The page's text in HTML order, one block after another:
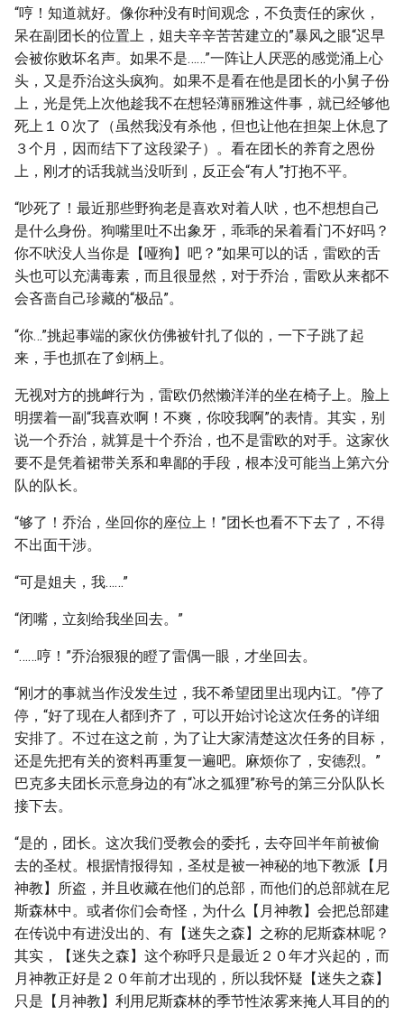
“哼！知道就好。像你种没有时间观念，不负责任的家伙，
呆在副团长的位置上，姐夫辛辛苦苦建立的”暴风之眼“迟早
会被你败坏名声。如果不是……”一阵让人厌恶的感觉涌上心
头，又是乔治这头疯狗。如果不是看在他是团长的小舅子份
上，光是凭上次他趁我不在想轻薄丽雅这件事，就已经够他
死上１０次了（虽然我没有杀他，但也让他在担架上休息了
３个月，因而结下了这段梁子）。看在团长的养育之恩份
上，刚才的话我就当没听到，反正会“有人”打抱不平。
“吵死了！最近那些野狗老是喜欢对着人吠，也不想想自己
是什么身份。狗嘴里吐不出象牙，乖乖的呆着看门不好吗？
你不吠没人当你是【哑狗】吧？”如果可以的话，雷欧的舌
头也可以充满毒素，而且很显然，对于乔治，雷欧从来都不
会吝啬自己珍藏的“极品”。
“你…”挑起事端的家伙仿佛被针扎了似的，一下子跳了起
来，手也抓在了剑柄上。
无视对方的挑衅行为，雷欧仍然懒洋洋的坐在椅子上。脸上
明摆着一副“我喜欢啊！不爽，你咬我啊”的表情。其实，别
说一个乔治，就算是十个乔治，也不是雷欧的对手。这家伙
要不是凭着裙带关系和卑鄙的手段，根本没可能当上第六分
队的队长。
“够了！乔治，坐回你的座位上！”团长也看不下去了，不得
不出面干涉。
“可是姐夫，我……”
“闭嘴，立刻给我坐回去。”
“……哼！”乔治狠狠的瞪了雷偶一眼，才坐回去。
“刚才的事就当作没发生过，我不希望团里出现内讧。”停了
停，“好了现在人都到齐了，可以开始讨论这次任务的详细
安排了。不过在这之前，为了让大家清楚这次任务的目标，
还是先把有关的资料再重复一遍吧。麻烦你了，安德烈。”
巴克多夫团长示意身边的有“冰之狐狸”称号的第三分队队长
接下去。
“是的，团长。这次我们受教会的委托，去夺回半年前被偷
去的圣杖。根据情报得知，圣杖是被一神秘的地下教派【月
神教】所盗，并且收藏在他们的总部，而他们的总部就在尼
斯森林中。或者你们会奇怪，为什么【月神教】会把总部建
在传说中有进没出的、有【迷失之森】之称的尼斯森林呢？
其实，【迷失之森】这个称呼只是最近２０年才兴起的，而
月神教正好是２０年前才出现的，所以我怀疑【迷失之森】
只是【月神教】利用尼斯森林的季节性浓雾来掩人耳目的的